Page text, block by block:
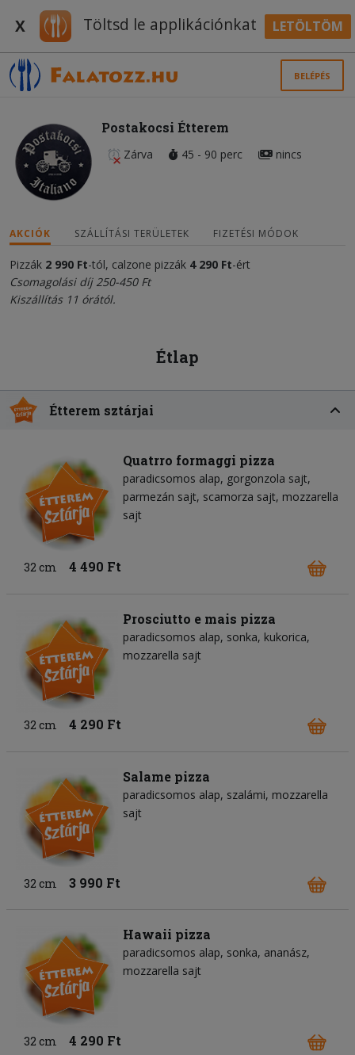
X Töltsd le applikációnkat LETÖLTÖM
BELÉPÉS
Postakocsi Étterem
Zárva 45 - 90 perc nincs
AKCIÓK SZÁLLÍTÁSI TERÜLETEK FIZETÉSI MÓDOK
Pizzák 2 990 Ft-tól, calzone pizzák 4290 Ft-ért
Csomagolási díj 250-450 Ft
Kiszállítás 11 órától.
Étlap
Étterem sztárjai
Quatrro formaggi pizza
paradicsomos alap gorgonzola sajt
parmezán sajt scamorza sajt mozzarella
sajt
32 cm 4 490 Ft
Prosciutto e mais pizza
paradicsomos alap sonka kukorica
mozzarella sajt
32 cm 4 290 Ft
Salame pizza
paradicsomos alap szalámi mozzarella
sajt
32 cm 3 990 Ft
Hawaii pizza
paradicsomos alap sonka ananász
mozzarella sajt
32 cm 4 290 Ft